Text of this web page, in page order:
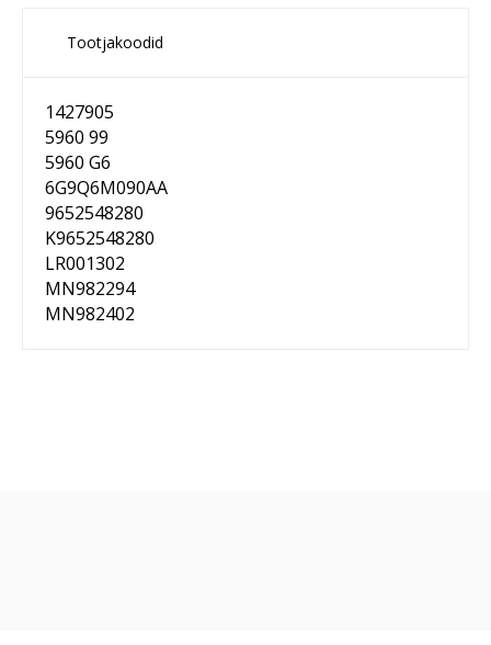
Tootjakoodid
1427905
5960 99
5960 G6
6G9Q6M090AA
9652548280
K9652548280
LR001302
MN982294
MN982402